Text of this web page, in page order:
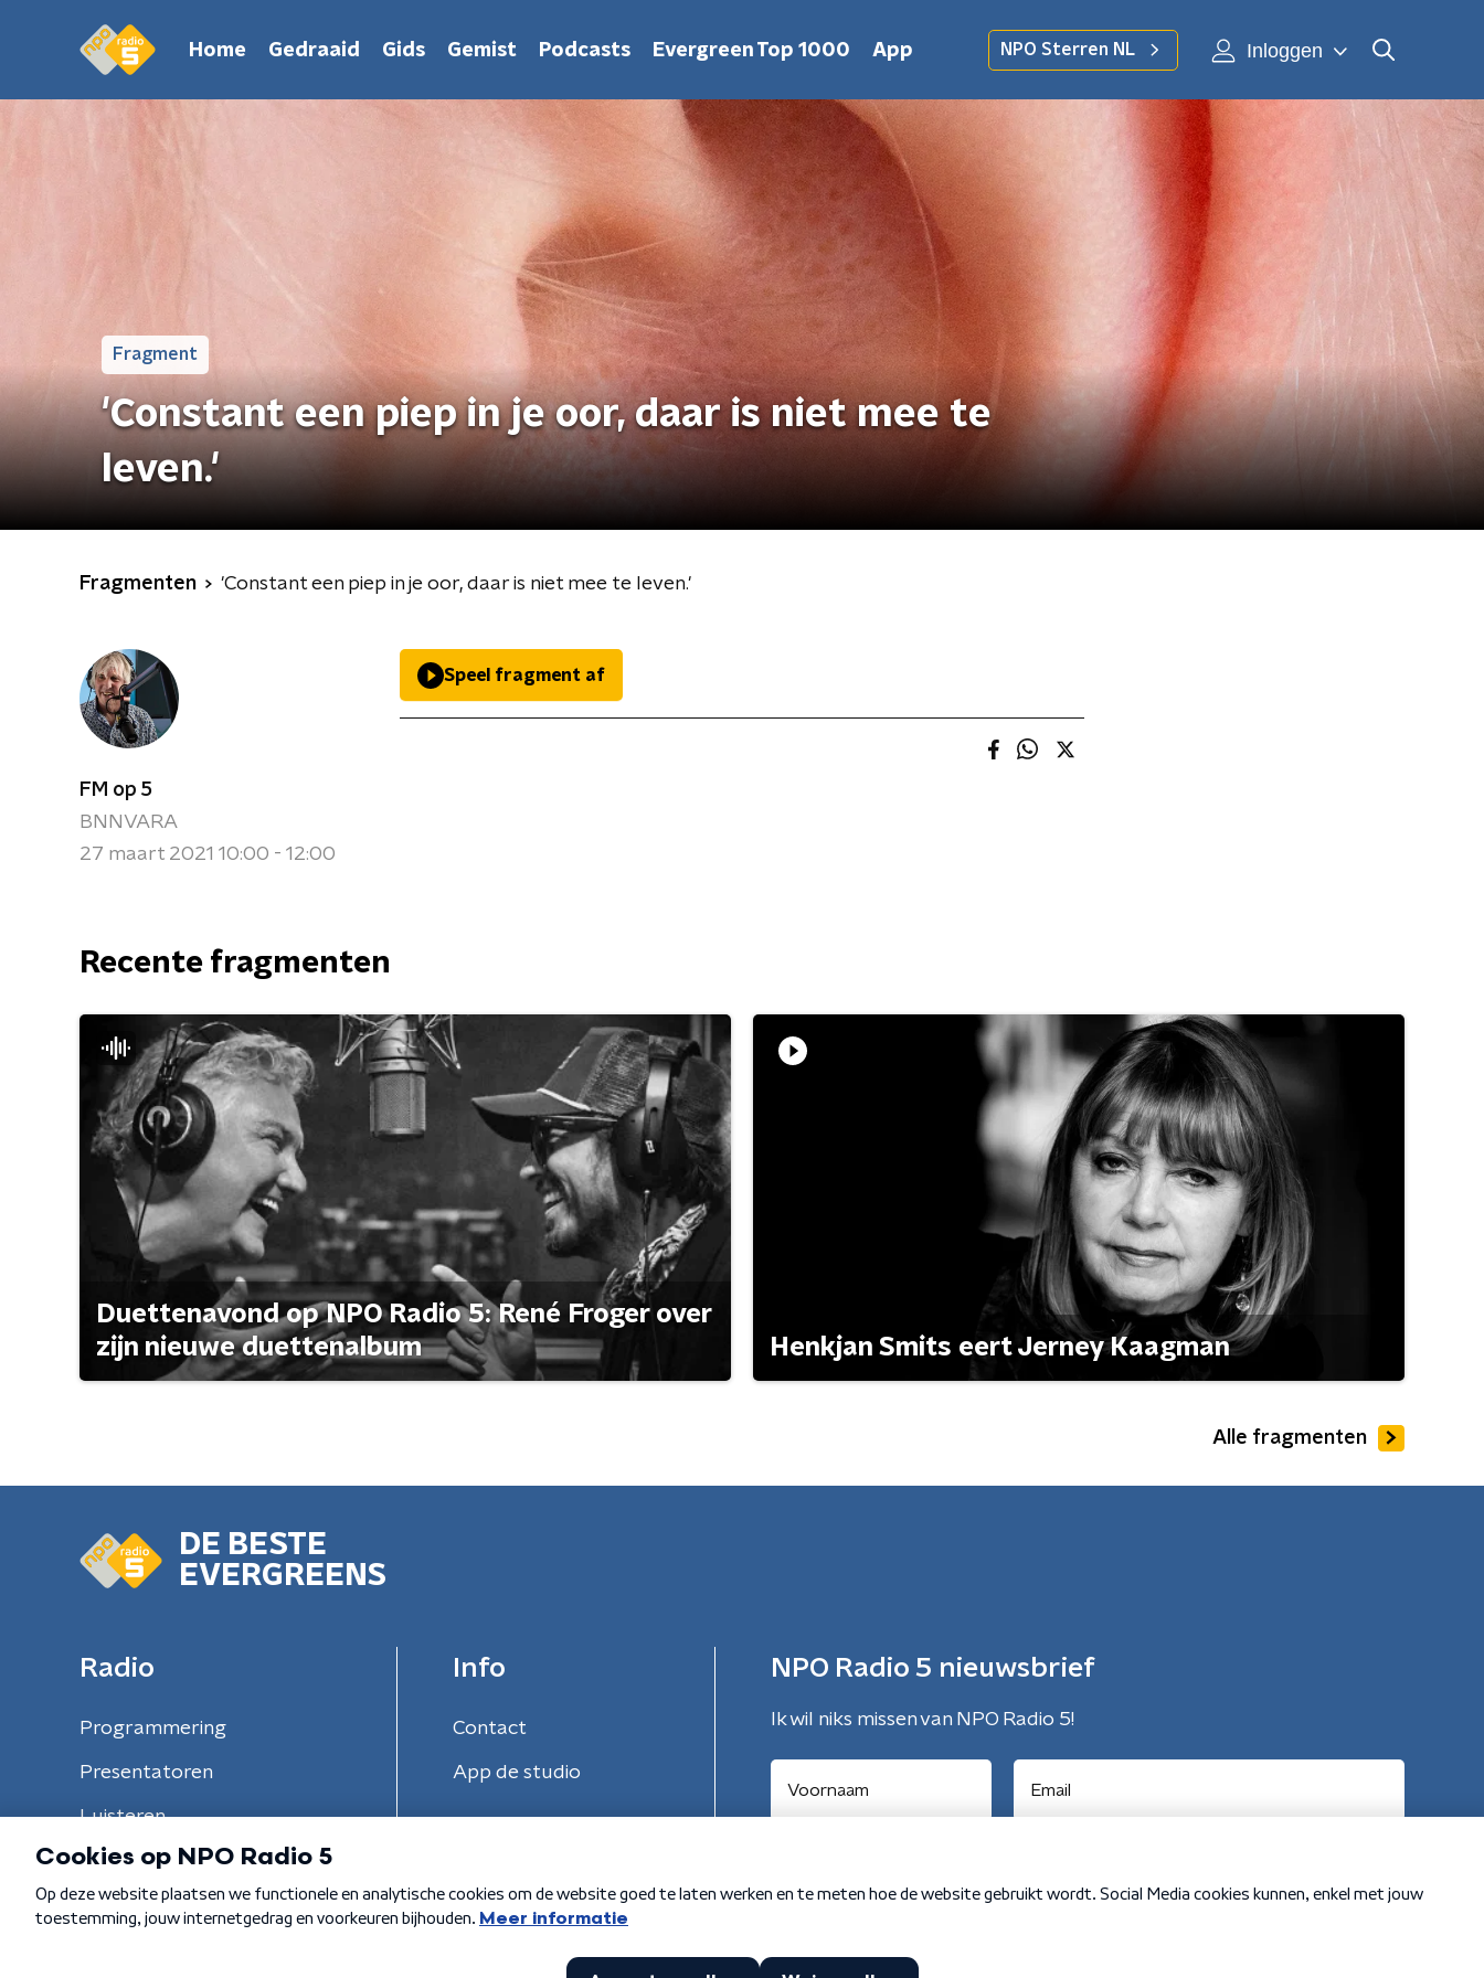
Home Gedraaid Gids Gemist Podcasts Evergreen Top 1000 App NPO Sterren NL Inloggen
Fragment
'Constant een piep in je oor, daar is niet mee te
leven.'
Fragmenten 'Constant een piep in je oor, daar is niet mee te leven.'
FM op 5
BNNVARA
27 maart 2021 10:00 - 12:00
Speel fragment af
Recente fragmenten
Duettenavond op NPO Radio 5: René Froger over
zijn nieuwe duettenalbum
Henkjan Smits eert Jerney Kaagman
Alle fragmenten
DE BESTE
EVERGREENS
Radio
Programmering
Presentatoren
Luisteren
Info
Contact
App de studio
NPO Radio 5 nieuwsbrief
Ik wil niks missen van NPO Radio 5!
Algemene voorwaarden Privacybeleid